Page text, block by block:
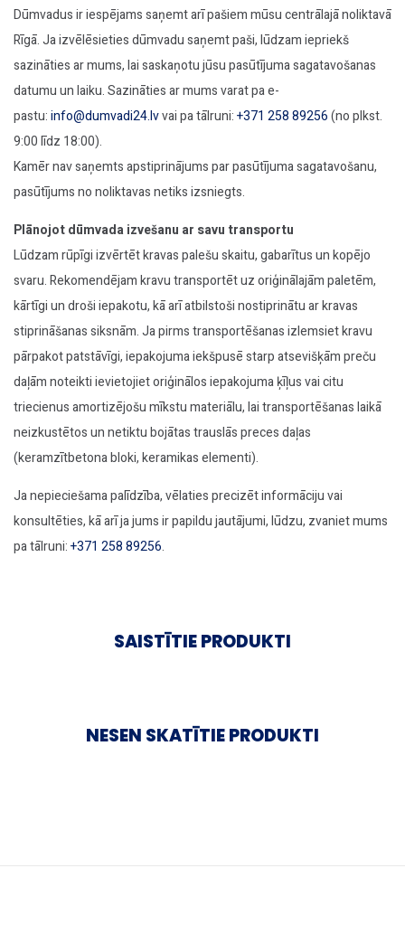
Dūmvadus ir iespējams saņemt arī pašiem mūsu centrālajā noliktavā
Rīgā. Ja izvēlēsieties dūmvadu saņemt paši, lūdzam iepriekš
sazināties ar mums, lai saskaņotu jūsu pasūtījuma sagatavošanas
datumu un laiku. Sazināties ar mums varat pa e-
pastu:info@dumvadi24.lvvai pa tālruni:+371 258 89256(no plkst.
9:00 līdz 18:00).
Kamēr nav saņemts apstiprinājums par pasūtījuma sagatavošanu,
pasūtījums no noliktavas netiks izsniegts.
Plānojot dūmvada izvešanu ar savu transportu
Lūdzam rūpīgi izvērtēt kravas palešu skaitu, gabarītus un kopējo
svaru. Rekomendējam kravu transportēt uz oriģinālajām paletēm,
kārtīgi un droši iepakotu, kā arī atbilstoši nostiprinātu ar kravas
stiprināšanas siksnām. Ja pirms transportēšanas izlemsiet kravu
pārpakot patstāvīgi, iepakojuma iekšpusē starp atsevišķām preču
daļām noteikti ievietojiet oriģinālos iepakojuma ķīļus vai citu
triecienus amortizējošu mīkstu materiālu, lai transportēšanas laikā
neizkustētos un netiktu bojātas trauslās preces daļas
(keramzītbetona bloki, keramikas elementi).
Ja nepieciešama palīdzība, vēlaties precizēt informāciju vai
konsultēties, kā arī ja jums ir papildu jautājumi, lūdzu, zvaniet mums
pa tālruni:+371 258 89256.
SAISTĪTIE PRODUKTI
NESEN SKATĪTIE PRODUKTI